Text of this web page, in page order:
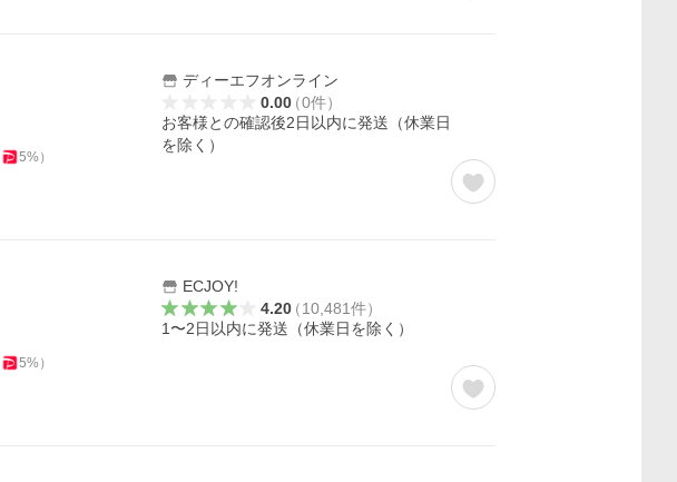
5%）
ディーエフオンライン
0.00（0件）
お客様との確認後2日以内に発送（休業日
を除く）
5%）
ECJOY!
4.20（10,481件）
1〜2日以内に発送（休業日を除く）